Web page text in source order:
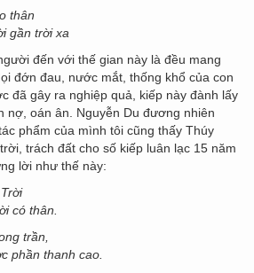
thân
gần trời xa
đến với thế gian này là đều mang
đớn đau, nước mắt, thống khổ của con
đã gây ra nghiệp quả, kiếp này đành lấy
nợ, oán ân. Nguyễn Du đương nhiên
phẩm của mình tôi cũng thấy Thúy
trách đất cho số kiếp luân lạc 15 năm
lời như thế này:
có thân.
trần,
phần thanh cao.